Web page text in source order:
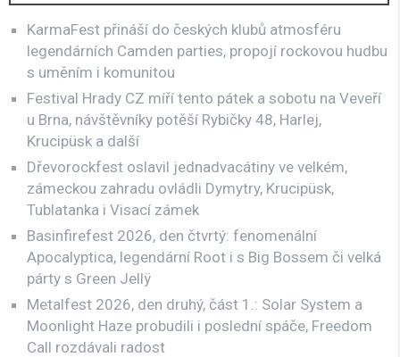
KarmaFest přináší do českých klubů atmosféru
legendárních Camden parties, propojí rockovou hudbu
s uměním i komunitou
Festival Hrady CZ míří tento pátek a sobotu na Veveří
u Brna, návštěvníky potěší Rybičky 48, Harlej,
Krucipüsk a další
Dřevorockfest oslavil jednadvacátiny ve velkém,
zámeckou zahradu ovládli Dymytry, Krucipüsk,
Tublatanka i Visací zámek
Basinfirefest 2026, den čtvrtý: fenomenální
Apocalyptica, legendární Root i s Big Bossem či velká
párty s Green Jellÿ
Metalfest 2026, den druhý, část 1.: Solar System a
Moonlight Haze probudili i poslední spáče, Freedom
Call rozdávali radost